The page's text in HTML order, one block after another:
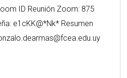
ID Reunión Zoom: 875
e1cKK@*Nk* Resumen